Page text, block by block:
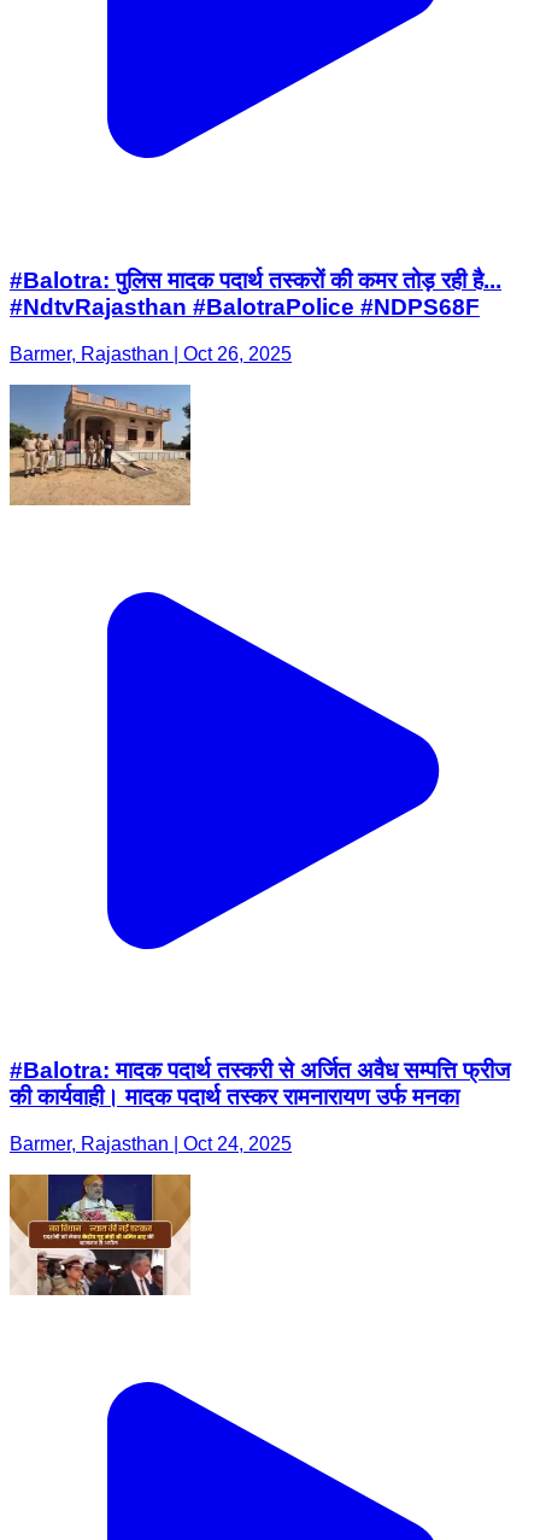
#Balotra: पुलिस मादक पदार्थ तस्करों की कमर तोड़ रही है...
#NdtvRajasthan #BalotraPolice #NDPS68F
Barmer, Rajasthan | Oct 26, 2025
#Balotra: मादक पदार्थ तस्करी से अर्जित अवैध सम्पत्ति फ्रीज
की कार्यवाही। मादक पदार्थ तस्कर रामनारायण उर्फ मनका
Barmer, Rajasthan | Oct 24, 2025